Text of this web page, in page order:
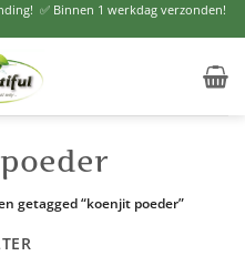
✅ Binnen 1 werkdag verzonden!
getagged “koenjit poeder”